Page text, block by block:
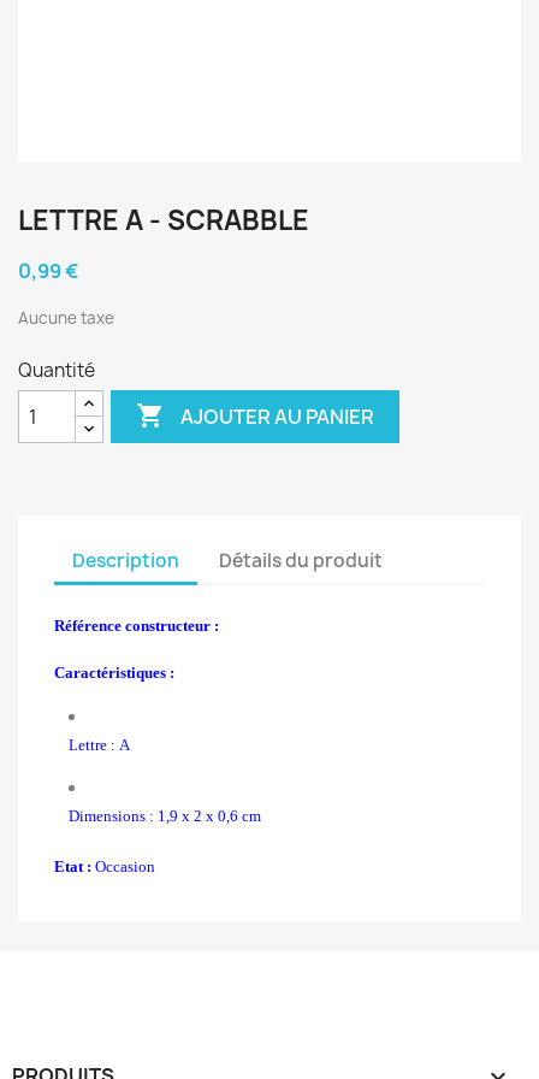
LETTRE A - SCRABBLE
0,99 €
Aucune taxe
Quantité
 AJOUTER AU PANIER
Description Détails du produit
Référence constructeur :
Caractéristiques :
Lettre : A
Dimensions : 1,9 x 2 x 0,6 cm
Etat : Occasion